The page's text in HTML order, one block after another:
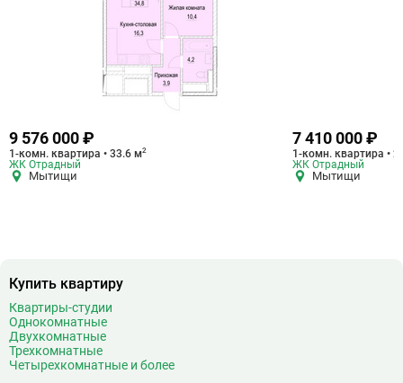
9 576 000 ₽
1-комн. квартира • 33.6 м2
ЖК Отрадный
Мытищи
7 410 000 ₽
1-комн. квартира •
ЖК Отрадный
Мытищи
Купить квартиру
Квартиры-студии
Однокомнатные
Двухкомнатные
Трехкомнатные
Четырехкомнатные и более